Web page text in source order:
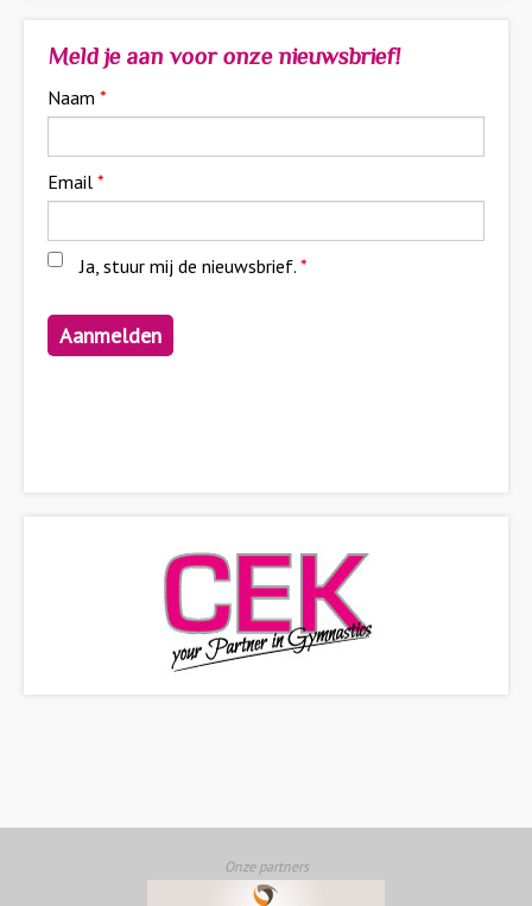
Meld je aan voor onze nieuwsbrief!
Naam *
Email *
Ja, stuur mij de nieuwsbrief.*
Onze partners